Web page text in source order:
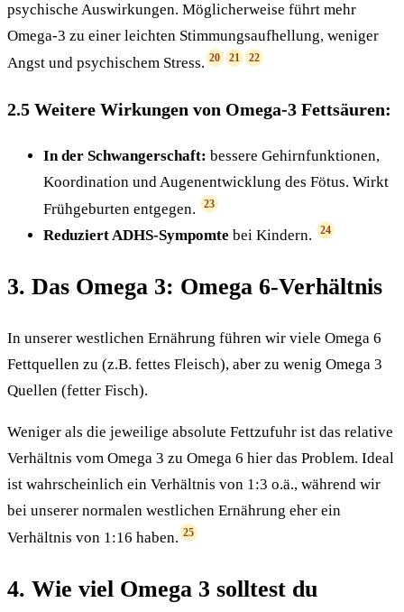
psychische Auswirkungen. Möglicherweise führt mehr
Omega-3 zu einer leichten Stimmungsaufhellung, weniger
Angst und psychischem Stress. 20 21 22
2.5 Weitere Wirkungen von Omega-3 Fettsäuren:
In der Schwangerschaft: bessere Gehirnfunktionen,
Koordination und Augenentwicklung des Fötus. Wirkt
Frühgeburten entgegen.
23
Reduziert ADHS-Sympomte bei Kindern. 24
3. Das Omega 3: Omega 6-Verhältnis
In unserer westlichen Ernährung führen wir viele Omega 6
Fettquellen zu (z.B. fettes Fleisch), aber zu wenig Omega 3
Quellen (fetter Fisch).
Weniger als die jeweilige absolute Fettzufuhr ist das relative
Verhältnis vom Omega 3 zu Omega 6 hier das Problem. Ideal
ist wahrscheinlich ein Verhältnis von 1:3 o.ä., während wir
bei unserer normalen westlichen Ernährung eher ein
Verhältnis von 1:16 haben. 25
4. Wie viel Omega 3 solltest du